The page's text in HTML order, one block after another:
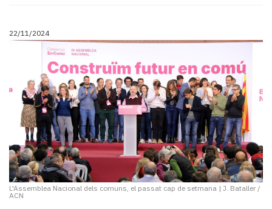
22/11/2024
L'Assemblea Nacional dels comuns, el passat cap de setmana | J. Bataller /
ACN